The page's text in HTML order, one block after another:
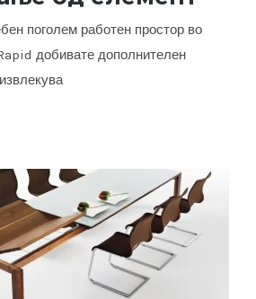
елемент
поголем работен простор во
добивате дополнителен